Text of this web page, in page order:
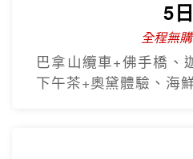
5日
全程無
巴拿山纜車+佛手橋、
下午茶+奧黛體驗、海